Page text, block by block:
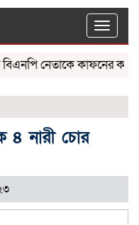
Toggle
নেতাকে কাফনের কাপড়
৪ নারী চোর